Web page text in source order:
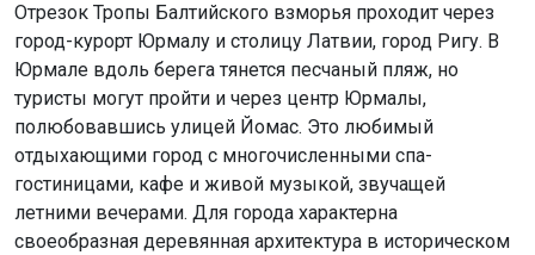
Отрезок Тропы Балтийского взморья проходит через
город-курорт Юрмалу и столицу Латвии, город Ригу. В
Юрмале вдоль берега тянется песчаный пляж, но
туристы могут пройти и через центр Юрмалы,
полюбовавшись улицей Йомас. Это любимый
отдыхающими город с многочисленными спа-
гостиницами, кафе и живой музыкой, звучащей
летними вечерами. Для города характерна
своеобразная деревянная архитектура в историческом